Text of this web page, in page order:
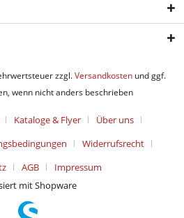
zzgl.Versandkosten und ggf.
wenn nicht anders beschrieben
Kataloge & Flyer
Über uns
Widerrufsrecht
AGB
Impressum
mit Shopware